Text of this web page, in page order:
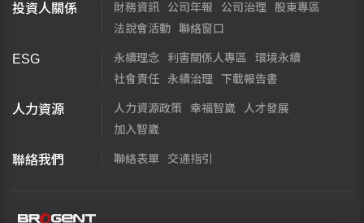
投資人關係 財務資訊 公司年報 公司治理
股東專區
法說會活動
聯絡窗口
ESG 永續理念 利害關係人專區
環境永續
社會責任
永續治理 下載報告書
人力資源 人力資源政策 幸福智崴
人才發展
加入智崴
聯絡我們 聯絡表單 交通指引